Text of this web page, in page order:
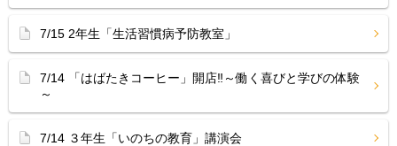
7/15 2年生「生活習慣病予防教室」
7/14 「はばたきコーヒー」開店‼︎～働く喜びと学びの体験
～
7/14 ３年生「いのちの教育」講演会